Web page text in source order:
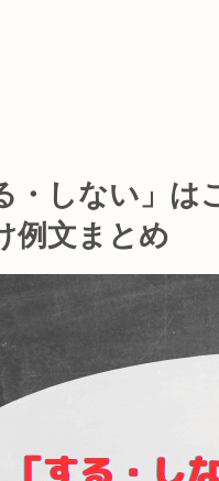
・しない」
例文まとめ